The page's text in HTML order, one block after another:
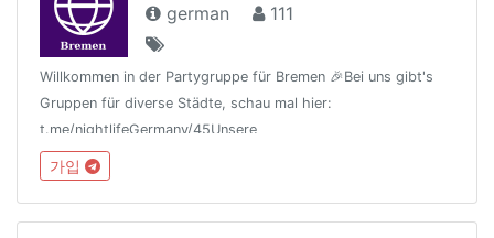
german
111
Willkommen in der Partygruppe für Bremen 🎉Bei uns gibt's
Gruppen für diverse Städte, schau mal hier:
t.me/nightlifeGermany/45Unsere
Regeln:t.me/nightlifeGermany/44Offtopic
Gruppe:https://t.me/NightlifeGermanySandbox
가입